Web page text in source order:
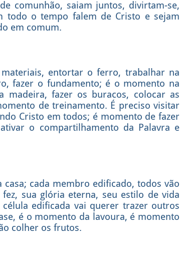
comunhão, saiam juntos, divirtam-se,
todo o tempo falem de Cristo e sejam
em comum.
entortar o ferro, trabalhar na
fazer o fundamento; é o momento na
madeira, fazer os buracos, colocar as
de treinamento. É preciso visitar
Cristo em todos; é momento de fazer
o compartilhamento da Palavra e
cada membro edificado, todos vão
sua glória eterna, seu estilo de vida
edificada vai querer trazer outros
é o momento da lavoura, é momento
colher os frutos.